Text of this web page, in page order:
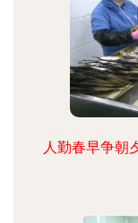
人勤春早争朝